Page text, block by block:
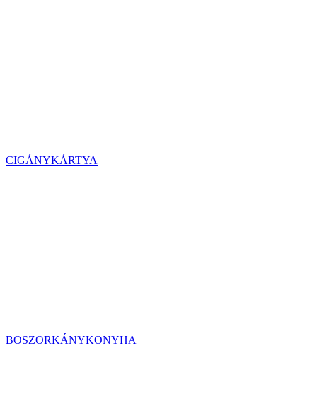
CIGÁNYKÁRTYA
BOSZORKÁNYKONYHA